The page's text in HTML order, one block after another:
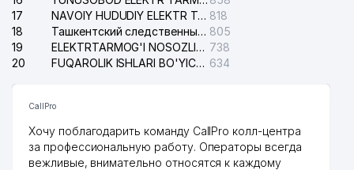
17
NAVOIY HUDUDIY ELEKTR TARMOQLARI KORXONASI AJ 818
18
Ташкентский следственный изолятор 805
19
ELEKTRTARMOG'I NOSOZLIKLARINI TO'ZATISH SERGELI XIZMATI 738
20
FUQAROLIK ISHLARI BO'YICHA UCH-TEPA TUMANI SUDI 634
CallPro
Хочу поблагодарить команду CallPro колл-центра
за профессиональную работу. Операторы всегда
вежливые, внимательно относятся к каждому